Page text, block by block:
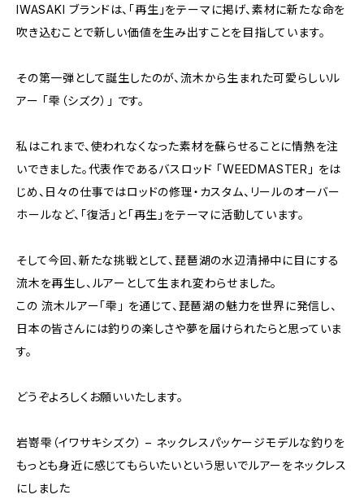
IWASAKI ブランドは、「再生」をテーマに掲げ、素材に新たな命を
吹き込むことで新しい価値を生み出すことを目指しています。
その第一弾として誕生したのが、流木から生まれた可愛らしいル
アー 「雫（シズク）」 です。
私はこれまで、使われなくなった素材を蘇らせることに情熱を注
いできました。代表作であるバスロッド 「WEEDMASTER」 をは
じめ、日々の仕事ではロッドの修理・カスタム、リールのオーバー
ホールなど、「復活」と「再生」をテーマに活動しています。
そして今回、新たな挑戦として、琵琶湖の水辺清掃中に目にする
流木を再生し、ルアーとして生まれ変わらせました。
この 流木ルアー「雫」 を通じて、琵琶湖の魅力を世界に発信し、
日本の皆さんには釣りの楽しさや夢を届けられたらと思っていま
す。
どうぞよろしくお願いいたします。
岩嵜雫（イワサキシズク） – ネックレスパッケージモデルな釣りを
もっとも身近に感じてもらいたいという思いでルアーをネックレス
にしました